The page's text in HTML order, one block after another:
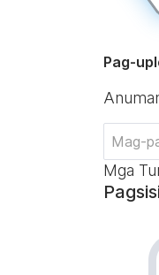
Pag-
Mga